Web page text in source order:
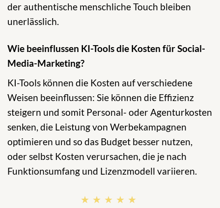
der authentische menschliche Touch bleiben
unerlässlich.
Wie beeinflussen KI-Tools die Kosten für Social-
Media-Marketing?
KI-Tools können die Kosten auf verschiedene
Weisen beeinflussen: Sie können die Effizienz
steigern und somit Personal- oder Agenturkosten
senken, die Leistung von Werbekampagnen
optimieren und so das Budget besser nutzen,
oder selbst Kosten verursachen, die je nach
Funktionsumfang und Lizenzmodell variieren.
★★★★★
★★★★★